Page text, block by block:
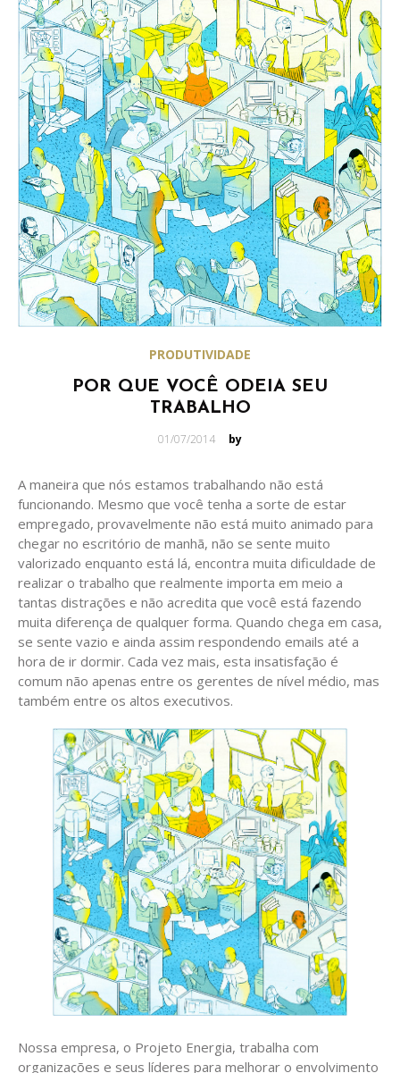
PRODUTIVIDADE
POR QUE VOCÊ ODEIA SEU
TRABALHO
Posted
01/07/2014 by
A maneira que nós estamos trabalhando não está
funcionando. Mesmo que você tenha a sorte de estar
empregado, provavelmente não está muito animado para
chegar no escritório de manhã, não se sente muito
valorizado enquanto está lá, encontra muita dificuldade de
realizar o trabalho que realmente importa em meio a
tantas distrações e não acredita que você está fazendo
muita diferença de qualquer forma. Quando chega em casa,
se sente vazio e ainda assim respondendo emails até a
hora de ir dormir. Cada vez mais, esta insatisfação é
comum não apenas entre os gerentes de nível médio, mas
também entre os altos executivos.
Nossa empresa, o Projeto Energia, trabalha com
organizações e seus líderes para melhorar o envolvimento